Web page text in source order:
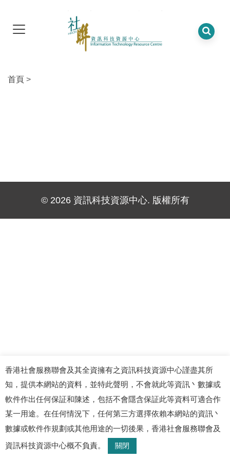
首頁 >
© 2026 資訊科技資源中心. 版權所有
香港社會服務聯會及其全資擁有之資訊科技資源中心謹盡其所
知，提供本網站的資料，並特此聲明，不會就此等資訊丶數據或
軟件作出任何保証和陳述，包括不會隱含保証此等資料可適合作
某一用途。在任何情況下，任何第三方選擇依賴本網站的資訊丶
數據或軟件作規劃或其他用途的一切後果，香港社會服務聯會及
資訊科技資源中心概不負責。
關閉